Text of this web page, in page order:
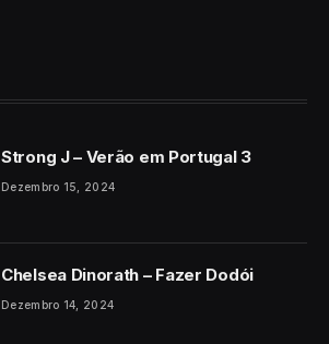
Strong J – Verão em Portugal 3
Dezembro 15, 2024
Chelsea Dinorath – Fazer Dodói
Dezembro 14, 2024